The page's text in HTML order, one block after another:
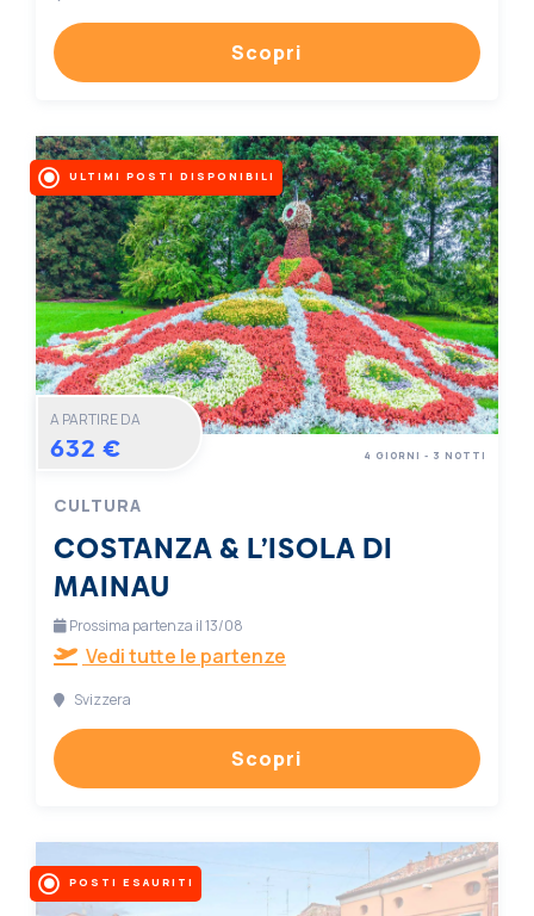
Scopri
ULTIMI POSTI DISPONIBILI
A PARTIRE DA
632 €
CULTURA
COSTANZA & L’ISOLA DI
MAINAU
4 GIORNI - 3 NOTTI
Prossima partenza il 13/08
Vedi tutte le partenze
Svizzera
Scopri
POSTI ESAURITI